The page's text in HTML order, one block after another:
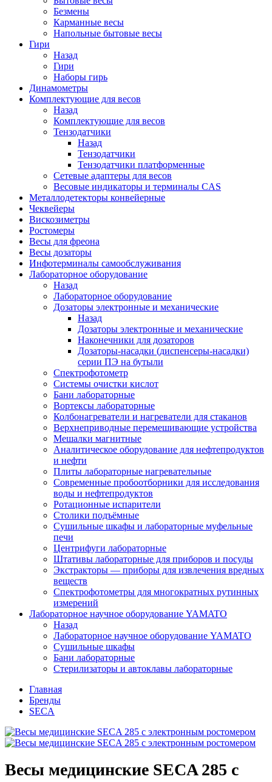
Безмены
Карманные весы
Напольные бытовые весы
Гири
Назад
Гири
Наборы гирь
Динамометры
Комплектующие для весов
Назад
Комплектующие для весов
Тензодатчики
Назад
Тензодатчики
Тензодатчики платформенные
Сетевые адаптеры для весов
Весовые индикаторы и терминалы CAS
Металлодетекторы конвейерные
Чеквейеры
Вискозиметры
Ростомеры
Весы для фреона
Весы дозаторы
Инфотерминалы самообслуживания
Лабораторное оборудование
Назад
Лабораторное оборудование
Дозаторы электронные и механические
Назад
Дозаторы электронные и механические
Наконечники для дозаторов
Дозаторы-насадки (диспенсеры-насадки)
серии ПЭ на бутыли
Спектрофотометр
Системы очистки кислот
Бани лабораторные
Вортексы лабораторные
Колбонагреватели и нагреватели для стаканов
Верхнеприводные перемешивающие устройства
Мешалки магнитные
Аналитическое оборудование для нефтепродуктов
и нефти
Плиты лабораторные нагревательные
Современные пробоотборники для исследования
воды и нефтепродуктов
Ротационные испарители
Столики подъёмные
Сушильные шкафы и лабораторные муфельные
печи
Центрифуги лабораторные
Штативы лабораторные для приборов и посуды
Экстракторы — приборы для извлечения вредных
веществ
Спектрофотометры для многократных рутинных
измерений
Лабораторное научное оборудование YAMATO
Назад
Лабораторное научное оборудование YAMATO
Сушильные шкафы
Бани лабораторные
Стерилизаторы и автоклавы лабораторные
Главная
Бренды
SECA
Весы медицинские SECA 285 с